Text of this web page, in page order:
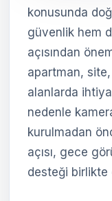
konusunda
güvenlik hem
açısından
apartman,
alanlarda
nedenle
kurulmadan
açısı, gece
desteği birlikte